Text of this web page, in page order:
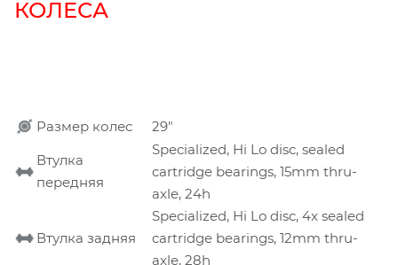
КОЛЕСА
Размер колес
29"
Втулка
передняя
Specialized, Hi Lo disc, sealed
cartridge bearings, 15mm thru-
axle, 24h
Втулка задняя
Specialized, Hi Lo disc, 4x sealed
cartridge bearings, 12mm thru-
axle, 28h